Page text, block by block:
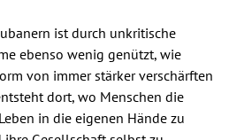
ist durch unkritische
ebenso wenig genützt, wie
von immer stärker verschärften
dort, wo Menschen die
in die eigenen Hände zu